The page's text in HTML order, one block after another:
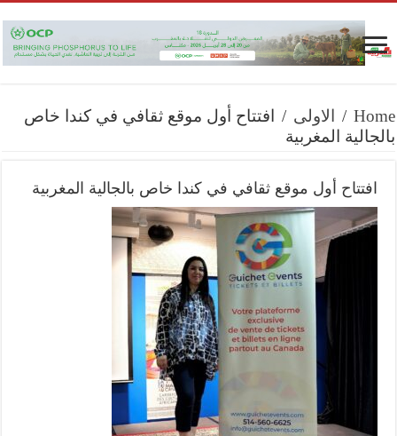
Home
/ الاولى /
افتتاح أول موقع ثقافي في كندا خاص
بالجالية المغربية
افتتاح أول موقع ثقافي في كندا خاص بالجالية المغربية